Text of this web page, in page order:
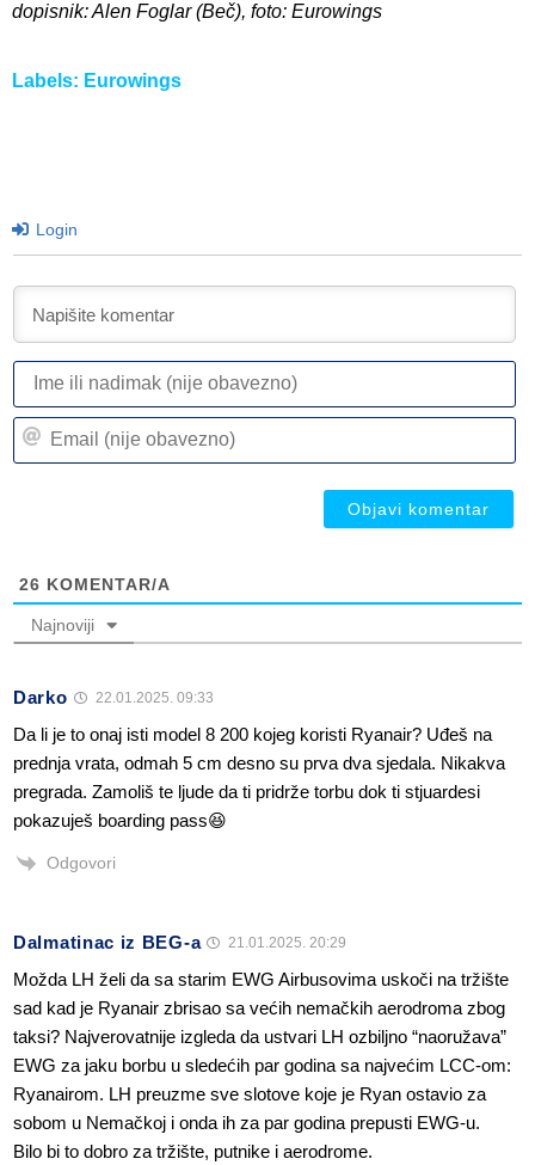
dopisnik: Alen Foglar (Beč), foto: Eurowings
Labels: Eurowings
Login
26 KOMENTAR/A
Najnoviji
Darko 22.01.2025. 09:33
Da li je to onaj isti model 8 200 kojeg koristi Ryanair? Uđeš na
prednja vrata, odmah 5 cm desno su prva dva sjedala. Nikakva
pregrada. Zamoliš te ljude da ti pridrže torbu dok ti stjuardesi
pokazuješ boarding pass😆
Odgovori
Dalmatinac iz BEG-a 21.01.2025. 20:29
Možda LH želi da sa starim EWG Airbusovima uskoči na tržište
sad kad je Ryanair zbrisao sa većih nemačkih aerodroma zbog
taksi? Najverovatnije izgleda da ustvari LH ozbiljno “naoružava”
EWG za jaku borbu u sledećih par godina sa najvećim LCC-om:
Ryanairom. LH preuzme sve slotove koje je Ryan ostavio za
sobom u Nemačkoj i onda ih za par godina prepusti EWG-u.
Bilo bi to dobro za tržište, putnike i aerodrome.